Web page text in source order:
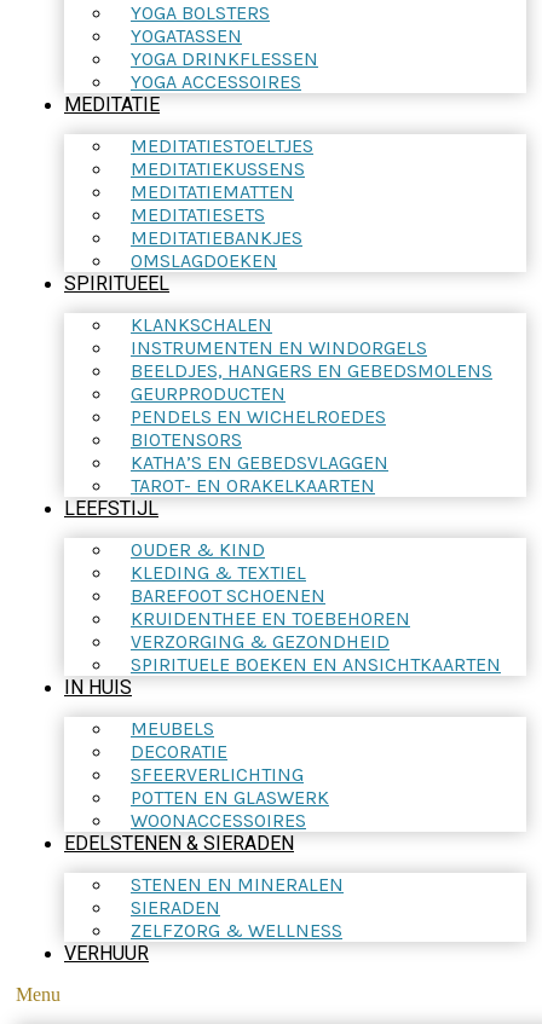
YOGA BOLSTERS
YOGATASSEN
YOGA DRINKFLESSEN
YOGA ACCESSOIRES
MEDITATIE
MEDITATIESTOELTJES
MEDITATIEKUSSENS
MEDITATIEMATTEN
MEDITATIESETS
MEDITATIEBANKJES
OMSLAGDOEKEN
SPIRITUEEL
KLANKSCHALEN
INSTRUMENTEN EN WINDORGELS
BEELDJES, HANGERS EN GEBEDSMOLENS
GEURPRODUCTEN
PENDELS EN WICHELROEDES
BIOTENSORS
KATHA’S EN GEBEDSVLAGGEN
TAROT- EN ORAKELKAARTEN
LEEFSTIJL
OUDER & KIND
KLEDING & TEXTIEL
BAREFOOT SCHOENEN
KRUIDENTHEE EN TOEBEHOREN
VERZORGING & GEZONDHEID
SPIRITUELE BOEKEN EN ANSICHTKAARTEN
IN HUIS
MEUBELS
DECORATIE
SFEERVERLICHTING
POTTEN EN GLASWERK
WOONACCESSOIRES
EDELSTENEN & SIERADEN
STENEN EN MINERALEN
SIERADEN
ZELFZORG & WELLNESS
VERHUUR
Menu